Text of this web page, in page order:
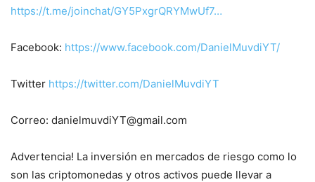
https://t.me/joinchat/GY5PxgrQRYMwUf7…
Facebook: https://www.facebook.com/DanielMuvdiYT/
Twitter https://twitter.com/DanielMuvdiYT
Correo: danielmuvdiYT@gmail.com
Advertencia! La inversión en mercados de riesgo como lo
son las criptomonedas y otros activos puede llevar a